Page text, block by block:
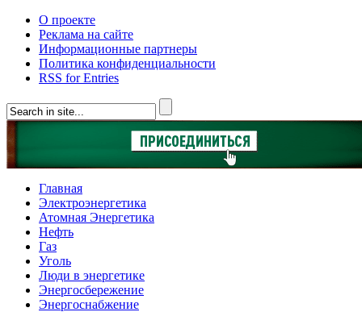
О проекте
Реклама на сайте
Информационные партнеры
Политика конфиденциальности
RSS for Entries
Главная
Электроэнергетика
Атомная Энергетика
Нефть
Газ
Уголь
Люди в энергетике
Энергосбережение
Энергоснабжение